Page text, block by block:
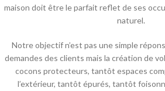
maison doit être le parfait reflet de ses
naturel.
Notre objectif n’est pas une simple
demandes des clients mais la création de
cocons protecteurs, tantôt espaces
l’extérieur, tantôt épurés, tantôt